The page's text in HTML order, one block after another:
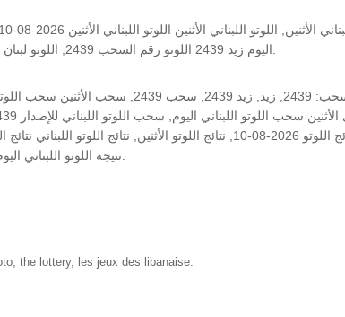
the lottery, les jeux des libanaise.